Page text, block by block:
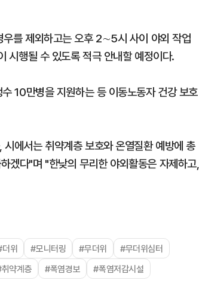
우를 제외하고는 오후 2∼5시 사이 야외 작업
시행될 수 있도록 적극 안내할 예정이다.
10만병을 지원하는 등 이동노동자 건강 보호
에서는 취약계층 보호와 온열질환 예방에 총
겠다"며 "한낮의 무리한 야외활동은 자제하고,
위 #모니터링 #무더위
#무더위심터
약계층 #폭염경보
#폭염저감시설